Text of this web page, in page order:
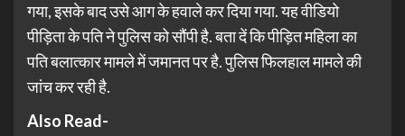
गया, इसके बाद उसे आग के हवाले कर दिया गया. यह वीडियो
पीड़िता के पति ने पुलिस को सौंपी है. बता दें कि पीड़ित महिला का
पति बलात्कार मामले में जमानत पर है. पुलिस फिलहाल मामले की
जांच कर रही है.
Also Read-